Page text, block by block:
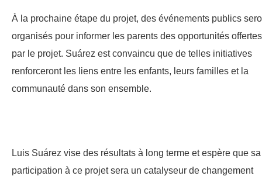
À la prochaine étape du projet, des événements publics
organisés pour informer les parents des opportunités offertes
par le projet. Suárez est convaincu que de telles initiatives
renforceront les liens entre les enfants, leurs familles et la
communauté dans son ensemble.
Luis Suárez vise des résultats à long terme et espère que sa
participation à ce projet sera un catalyseur de changement